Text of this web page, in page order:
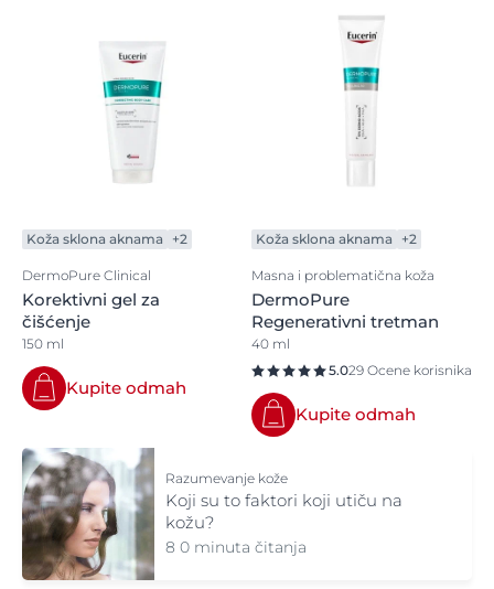
Koža sklona aknama +2
DermoPure Clinical
Korektivni gel za
čišćenje
150 ml
Kupite odmah
Koža sklona aknama +2
Masna i problematična koža
DermoPure
Regenerativni tretman
40 ml
5.029 Ocene korisnika
Kupite odmah
Razumevanje kože
Koji su to faktori koji utiču na
kožu?
8 0 minuta čitanja